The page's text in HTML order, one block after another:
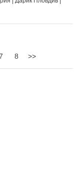
8 >>